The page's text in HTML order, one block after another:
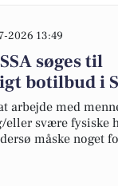
2026 13:49
søges til
botilbud i
arbejde med
eller svære fysiske
måske noget